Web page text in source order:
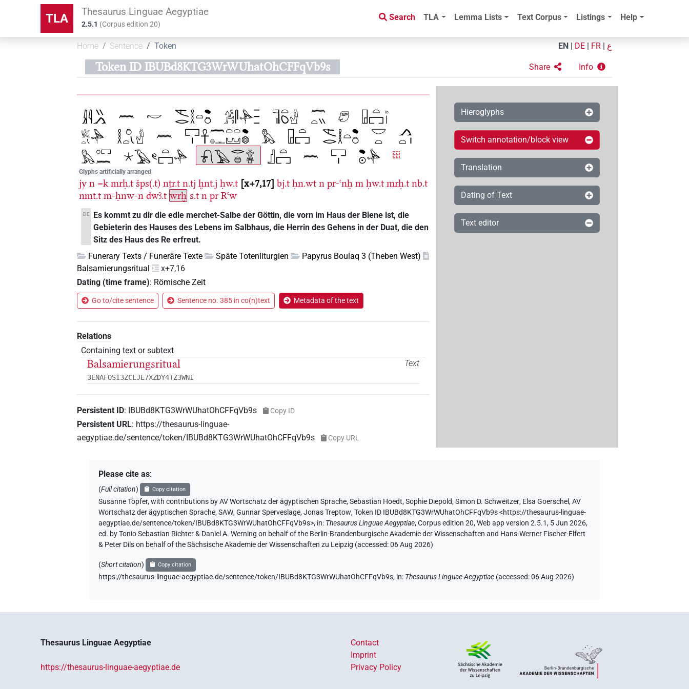
TLA Thesaurus Linguae Aegyptiae
2.5.1 (Corpus edition20)
Search TLA Lemma Lists Text Corpus Listings Help
Home Sentence Token EN DE FR ع
Token ID IBUBd8KTG3WrWUhatOhCFFqVb9s Share Info
Glyphs artificially arranged
jy n =k mrḥ.t šps(.t) nṯr.t n.tj ḫnt.j ḥw.t x+7,17 bj.t ḥn.wt n pr-ꜥnḫ m ḥw.t mrḥ.t nb.t
nmt.t m-ẖnw-n dwꜣ.t wrḫ s.t n pr Rꜥw
DE
Es kommt zu dir die edle merchet-Salbe der Göttin, die vorn im Haus der Biene ist, die
Gebieterin des Hauses des Lebens im Salbhaus, die Herrin des Gehens in der Duat, die den
Sitz des Haus des Re erfreut.
Funerary Texts / Funeräre Texte
Späte Totenliturgien
Papyrus Boulaq 3 (Theben West)
Balsamierungsritual
x+7,16
Dating (time frame): Römische Zeit
Go to/cite sentence Sentence no. 385 in co(n)text Metadata of the text
Relations
Containing text or subtext
Text
Balsamierungsritual
3ENAFOSI3ZCLJE7XZDY4TZ3WNI
Persistent ID: IBUBd8KTG3WrWUhatOhCFFqVb9s Copy ID
Persistent URL: https://thesaurus-linguae-
aegyptiae.de/sentence/token/IBUBd8KTG3WrWUhatOhCFFqVb9s
Copy URL
Hieroglyphs
Switch annotation/block view
Translation
Dating of Text
Text editor
Please cite as:
(Full citation) Copy citation
Susanne Töpfer,with contributions by AV Wortschatz der ägyptischen Sprache,Sebastian Hoedt,Sophie Diepold,Simon D. Schweitzer, Elsa Goerschel,AV
Wortschatz der ägyptischen Sprache, SAW,Gunnar Sperveslage,Jonas Treptow,Token ID IBUBd8KTG3WrWUhatOhCFFqVb9s <https://thesaurus-linguae-
aegyptiae.de/sentence/token/IBUBd8KTG3WrWUhatOhCFFqVb9s>, in: Thesaurus Linguae Aegyptiae,Corpus edition 20, Web app version 2.5.1, 5 Jun 2026,
ed. by Tonio Sebastian Richter & Daniel A. Werning on behalf of the Berlin-Brandenburgische Akademie der Wissenschaften and Hans-Werner Fischer-Elfert
& Peter Dils on behalf of the Sächsische Akademie der Wissenschaften zu Leipzig (accessed:06 Aug 2026)
(Short citation) Copy citation
https://thesaurus-linguae-aegyptiae.de/sentence/token/IBUBd8KTG3WrWUhatOhCFFqVb9s, in: Thesaurus Linguae Aegyptiae (accessed:06 Aug 2026)
Thesaurus Linguae Aegyptiae
https://thesaurus-linguae-aegyptiae.de
Contact
Imprint
Privacy Policy